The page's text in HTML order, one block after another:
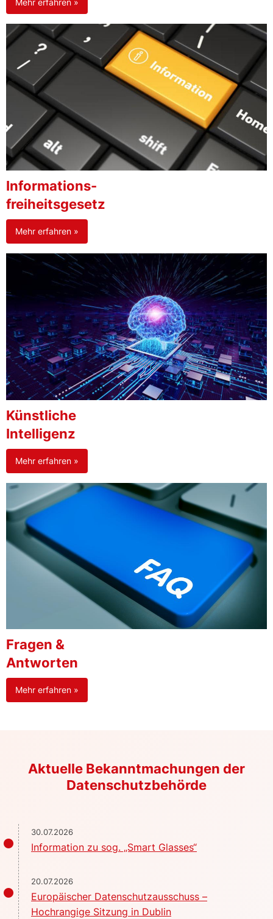
Informations-
freiheitsgesetz
Mehr erfahren »
Künstliche
Intelligenz
Mehr erfahren »
Fragen &
Antworten
Mehr erfahren »
Aktuelle Bekanntmachungen der
Datenschutzbehörde
30.07.2026
Information zu sog. „Smart Glasses“
20.07.2026
Europäischer Datenschutzausschuss –
Hochrangige Sitzung in Dublin